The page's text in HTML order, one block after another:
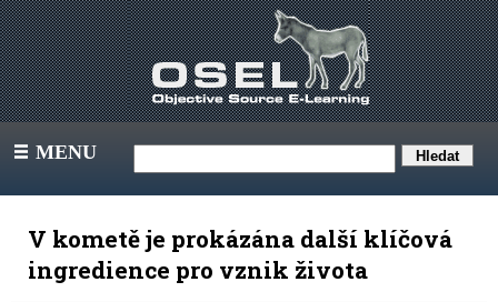
III MENU
V kometě je prokázána další klíčová
ingredience pro vznik života